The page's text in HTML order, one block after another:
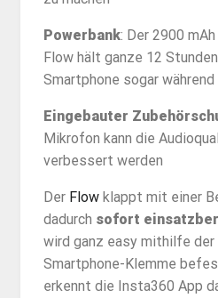
Powerbank: Der 2900
Flow hält ganze 12
Smartphone sogar
Eingebauter
Mikrofon kann die
verbessert werden
Der Flowklappt mit einer
dadurch sofort
wird ganz easy mithilfe der
Smartphone-Klemme
erkennt die Insta360 App